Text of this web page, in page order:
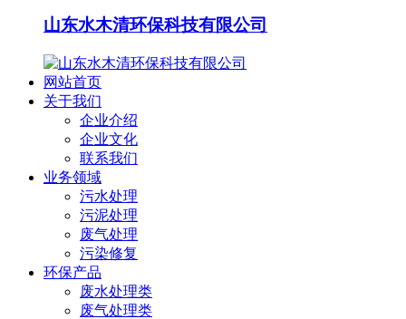
山东水木清环保科技有限公司
网站首页
关于我们
企业介绍
企业文化
联系我们
业务领域
污水处理
污泥处理
废气处理
污染修复
环保产品
废水处理类
废气处理类